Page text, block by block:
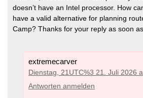
doesn’t have an Intel processor. How
have a valid alternative for planning
Camp? Thanks for your reply as soon
extremecarver
Dienstag, 21UTC%3 21. Juli 2026
Antworten anmelden